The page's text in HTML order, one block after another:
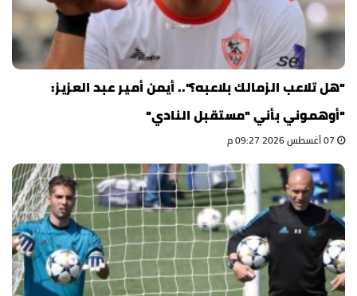
"هل تلاعب الزمالك بلاعبه؟".. أيمن أمير عبد العزيز:
"أوهموني بأني "مستقبل النادي"